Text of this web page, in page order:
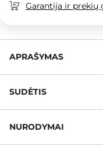
Garantija ir prekių
APRAŠYMAS
SUDĖTIS
NURODYMAI